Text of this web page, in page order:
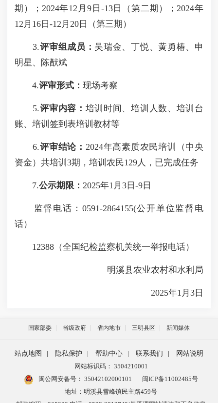
期）；2024年12月9日-13日（第二期）；2024年
12月16日-12月20日（第三期）
3.评审组成员： 吴瑞金、丁悦、黄勇椿、申
明星、陈猷斌
4.评审形式： 现场考察
5.评审内容： 培训时间、培训人数、培训台
账、培训签到表培训教材等
6.评审结论： 2024年高素质农民培训（中央
资金）共培训3期，培训农民129人，已完成任务
7.公示期限： 2025年1月3日-9日
监督电话：0591-2864155(公开单位监督电
话）
12388（全国纪检监察机关统一举报电话）
明溪县农业农村和水利局
2025年1月3日
国家部委 省级政府 省内地市 三明县区 新闻媒体
站点地图 隐私保护 帮助中心 联系我们
网站说明
网站标识码： 3504210001
闽公网安备号： 35042102000101
闽ICP备11002485号
地址：明溪县雪峰镇民主路459号